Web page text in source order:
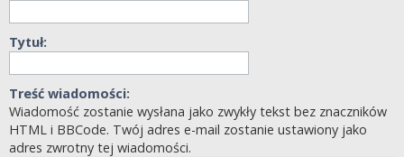
Tytuł:
Treść wiadomości:
Wiadomość zostanie wysłana jako zwykły tekst bez znaczników
HTML i BBCode. Twój adres e-mail zostanie ustawiony jako
adres zwrotny tej wiadomości.